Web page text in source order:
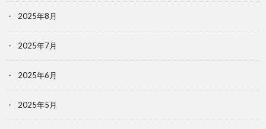
2025年8月
2025年7月
2025年6月
2025年5月